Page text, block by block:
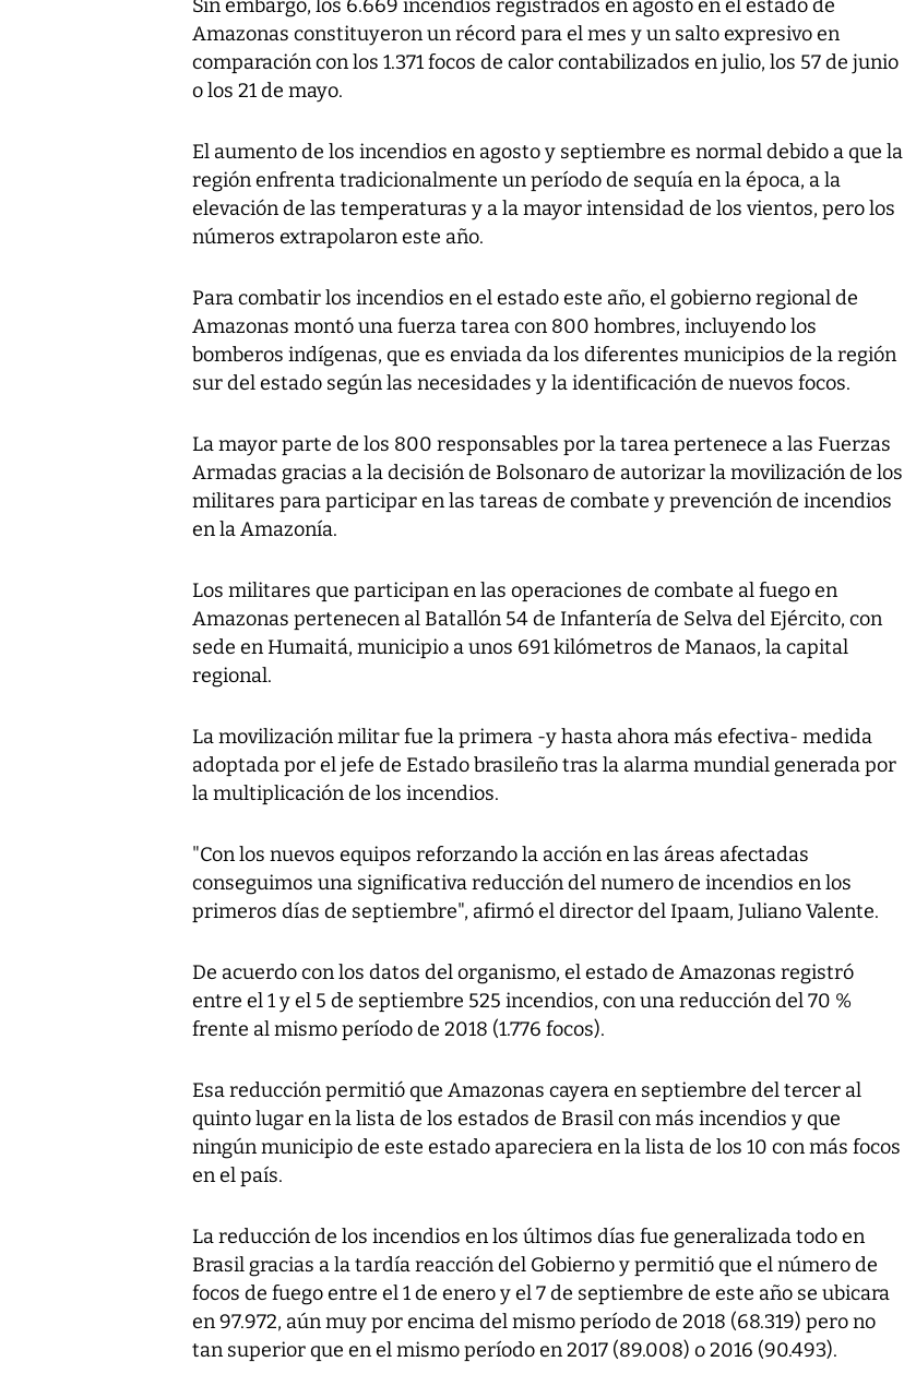
Sin embargo, los 6.669 incendios registrados en agosto en el estado de
Amazonas constituyeron un récord para el mes y un salto expresivo en
comparación con los 1.371 focos de calor contabilizados en julio, los 57 de junio
o los 21 de mayo.
El aumento de los incendios en agosto y septiembre es normal debido a que la
región enfrenta tradicionalmente un período de sequía en la época, a la
elevación de las temperaturas y a la mayor intensidad de los vientos, pero los
números extrapolaron este año.
Para combatir los incendios en el estado este año, el gobierno regional de
Amazonas montó una fuerza tarea con 800 hombres, incluyendo los
bomberos indígenas, que es enviada da los diferentes municipios de la región
sur del estado según las necesidades y la identificación de nuevos focos.
La mayor parte de los 800 responsables por la tarea pertenece a las Fuerzas
Armadas gracias a la decisión de Bolsonaro de autorizar la movilización de los
militares para participar en las tareas de combate y prevención de incendios
en la Amazonía.
Los militares que participan en las operaciones de combate al fuego en
Amazonas pertenecen al Batallón 54 de Infantería de Selva del Ejército, con
sede en Humaitá, municipio a unos 691 kilómetros de Manaos, la capital
regional.
La movilización militar fue la primera -y hasta ahora más efectiva- medida
adoptada por el jefe de Estado brasileño tras la alarma mundial generada por
la multiplicación de los incendios.
"Con los nuevos equipos reforzando la acción en las áreas afectadas
conseguimos una significativa reducción del numero de incendios en los
primeros días de septiembre", afirmó el director del Ipaam, Juliano Valente.
De acuerdo con los datos del organismo, el estado de Amazonas registró
entre el 1 y el 5 de septiembre 525 incendios, con una reducción del 70 %
frente al mismo período de 2018 (1.776 focos).
Esa reducción permitió que Amazonas cayera en septiembre del tercer al
quinto lugar en la lista de los estados de Brasil con más incendios y que
ningún municipio de este estado apareciera en la lista de los 10 con más focos
en el país.
La reducción de los incendios en los últimos días fue generalizada todo en
Brasil gracias a la tardía reacción del Gobierno y permitió que el número de
focos de fuego entre el 1 de enero y el 7 de septiembre de este año se ubicara
en 97.972, aún muy por encima del mismo período de 2018 (68.319) pero no
tan superior que en el mismo período en 2017 (89.008) o 2016 (90.493).